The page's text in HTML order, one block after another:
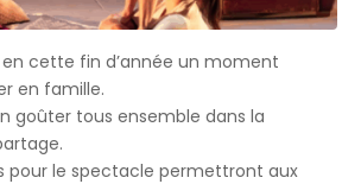
en cette fin d’année un moment
en famille.
goûter tous ensemble dans la
pour le spectacle permettront aux